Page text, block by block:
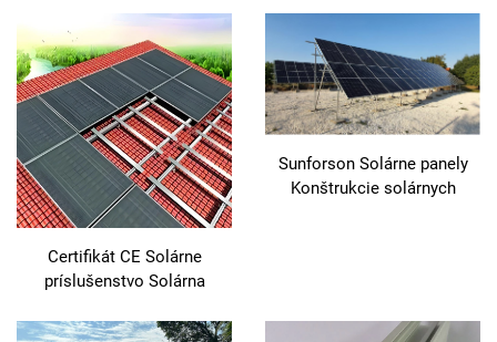
slnečnými panelmi
Certifikát CE Solárne
príslušenstvo Solárna
Strešné dlaždice
Sunforson Solárne panely
Konštrukcie solárnych